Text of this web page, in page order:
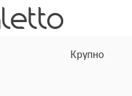
Крупно